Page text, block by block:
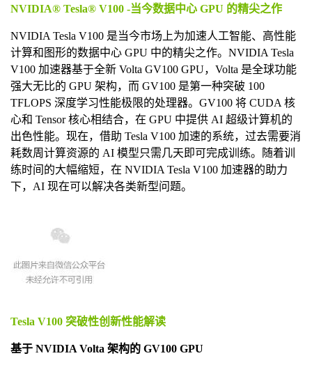
NVIDIA® Tesla® V100 -当今数据中心 GPU 的精尖之作
NVIDIA Tesla V100 是当今市场上为加速人工智能、高性能
计算和图形的数据中心 GPU 中的精尖之作。NVIDIA Tesla
V100 加速器基于全新 Volta GV100 GPU，Volta 是全球功能
强大无比的 GPU 架构，而 GV100 是第一种突破 100
TFLOPS 深度学习性能极限的处理器。GV100 将 CUDA 核
心和 Tensor 核心相结合，在 GPU 中提供 AI 超级计算机的
出色性能。现在，借助 Tesla V100 加速的系统，过去需要消
耗数周计算资源的 AI 模型只需几天即可完成训练。随着训
练时间的大幅缩短，在 NVIDIA Tesla V100 加速器的助力
下，AI 现在可以解决各类新型问题。
Tesla V100 突破性创新性能解读
基于 NVIDIA Volta 架构的 GV100 GPU